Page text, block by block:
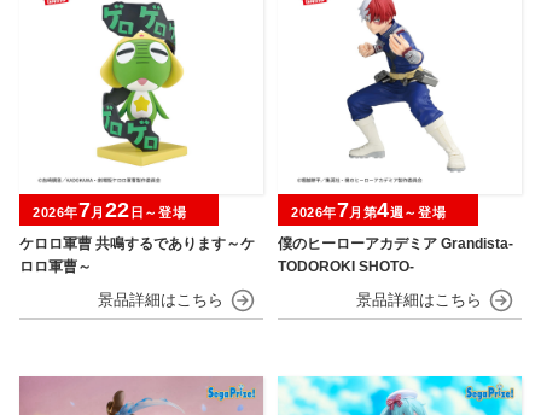
ケロロ軍曹 共鳴するであります～ケ
ロロ軍曹～
2026年7月 22 日～登場
僕のヒーローアカデミア Grandista-
TODOROKI SHOTO-
2026年7月第4週～登場